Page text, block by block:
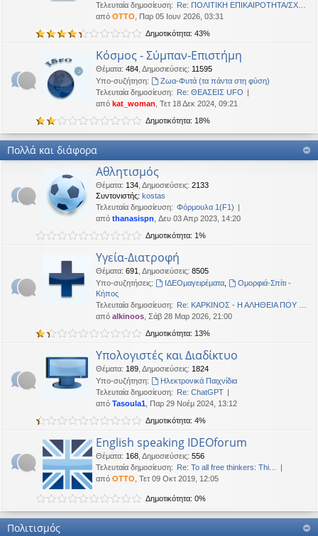
Δευ 16 Φεβ 2026, 18:20
Δευ 16 Φεβ 2026, 02:33
Γεια χαρά. καλέ, πού πήγαν οι κόσμοι;
BlueAngel Πέμ 29 Ιαν 2026, 22:08
likes this message
OTTOέγραψε:↑
Καλησπερα
OTTO•Δευ 19 Ιαν 2026, 16:53
Καλησπερα
neodikos•Κυρ 18 Ιαν 2026, 01:49
Καλημέρα σε όλους
OTTO•Πέμ 08 Ιαν 2026, 01:33
Χρόνια πολλά, καλή χρονια με δικαιοσύνη στα παντα.
Τελευταία δημοσίευση: Re: ΠΟΛΙΤΙΚΗ ΕΠΙΚΑΙΡΟΤΗΤΑ/ΣΧΟ…
από OTTO , Παρ 05 Ιουν 2026, 03:31
Δημοτικότητα: 43%
Κόσμος - Σύμπαν-Επιστήμη
Θέματα: 484 Δημοσιεύσεις: 11595
Υπο-συζήτηση:
Ζωα-Φυτά (τα πάντα στη φύση)
Τελευταία δημοσίευση: Re: ΘΕΑΣΕΙΣ UFO
από kat_woman , Τετ 18 Δεκ 2024, 09:21
Δημοτικότητα: 18%
Πολλά και διάφορα
Αθλητισμός
Θέματα: 134 Δημοσιεύσεις: 2133
Συντονιστής: kostas
Τελευταία δημοσίευση: Φόρμουλα 1(F1)
από thanasispn , Δευ 03 Απρ 2023, 14:20
Δημοτικότητα: 1%
Υγεία-Διατροφή
Θέματα: 691 Δημοσιεύσεις: 8505
Υπο-συζητήσεις:
ΙΔΕΟμαγειρέματα,
Ομορφιά-Σπίτι -
Κήπος
Τελευταία δημοσίευση: Re: ΚΑΡΚΙΝΟΣ - Η ΑΛΗΘΕΙΑ ΠΟΥ …
από alkinoos , Σάβ 28 Μαρ 2026, 21:00
Δημοτικότητα: 13%
Υπολογιστές και Διαδίκτυο
Θέματα: 189 Δημοσιεύσεις: 1824
Υπο-συζήτηση:
Ηλεκτρονικά Παιχνίδια
Τελευταία δημοσίευση: Re: ChatGPT
από Tasoula1 , Παρ 29 Νοέμ 2024, 13:12
Δημοτικότητα: 4%
English speaking IDEOforum
Θέματα: 168 Δημοσιεύσεις: 556
Τελευταία δημοσίευση: Re: To all free thinkers: Thi…
από OTTO , Τετ 09 Οκτ 2019, 12:05
Δημοτικότητα: 0%
Πολιτισμός